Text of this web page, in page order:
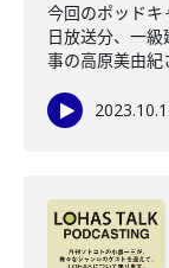
今回のポッドキ
日放送分、一
事の高原美由紀